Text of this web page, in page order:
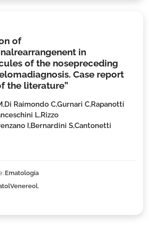
of
in
of the nosepreceding
Case report
the literature”
Raimondo C,Gurnari C,Rapanotti
L,Rizzo
I,Bernardini S,Cantonetti
Ematologia